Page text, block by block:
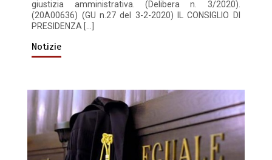
giustizia amministrativa. (Delibera n. 3/2020).
(20A00636) (GU n.27 del 3-2-2020) IL CONSIGLIO DI
PRESIDENZA […]
Notizie